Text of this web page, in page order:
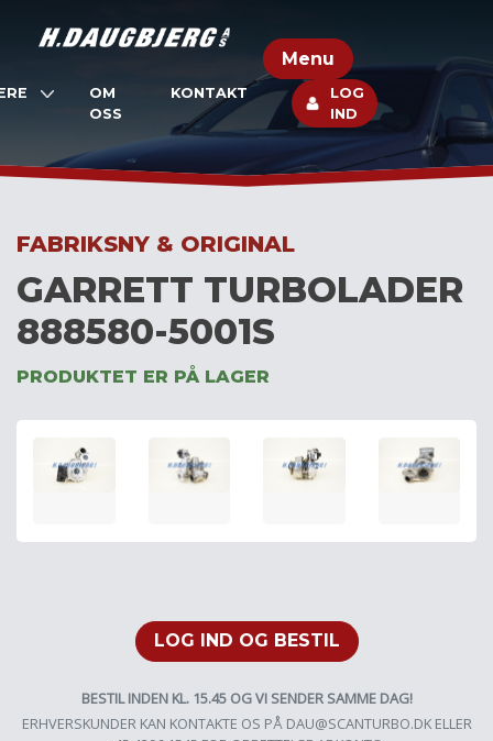
Menu
OM
OSS
KONTAKT
LOG
IND
FABRIKSNY & ORIGINAL
GARRETT TURBOLADER
888580-5001S
PRODUKTET ER PÅ LAGER
LOG IND OG BESTIL
BESTIL INDEN KL. 15.45 OG VI SENDER SAMME DAG!
ERHVERSKUNDER KAN KONTAKTE OS PÅ DAU@SCANTURBO.DKELLER